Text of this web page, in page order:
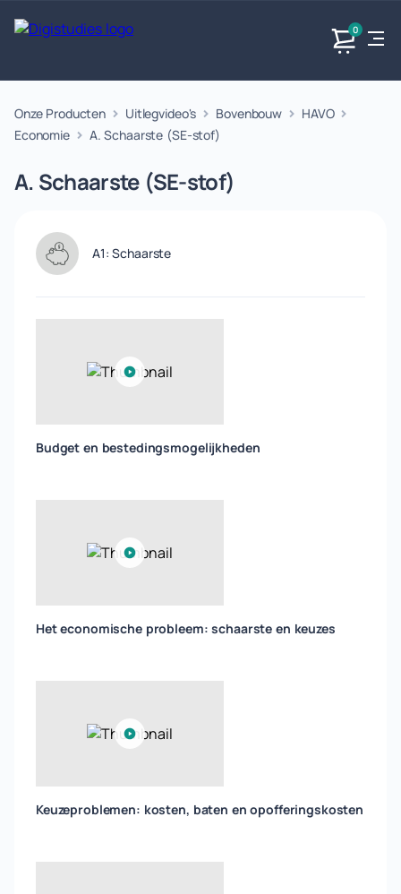
0
Exacte
vakken
vakken.
Taalvakken Maatschappijvakken Producten
Onze Producten Uitlegvideo's Bovenbouw
HAVO
Economie
A. Schaarste (SE-stof)
A. Schaarste (SE-stof)
A1: Schaarste
Budget en bestedingsmogelijkheden
Het economische probleem: schaarste en keuzes
Keuzeproblemen: kosten, baten en opofferingskosten